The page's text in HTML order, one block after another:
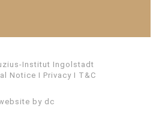
Institut Ingolstadt
Notice I Privacy I T&C